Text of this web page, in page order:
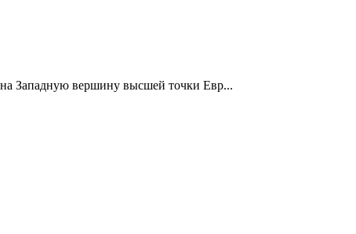
на Западную вершину высшей точки Евр...